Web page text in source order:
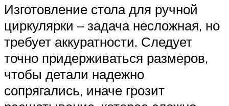
Изготовление стола для ручной
циркулярки – задача несложная, но
требует аккуратности. Следует
точно придерживаться размеров,
чтобы детали надежно
сопрягались, иначе грозит